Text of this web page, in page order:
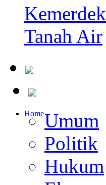
Tanah Air
HomeUmum
Politik
Hukum